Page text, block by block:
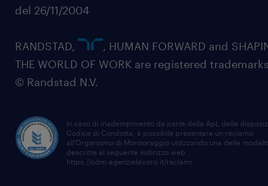
del 26/11/2004
RANDSTAD,
, HUMAN FORWARD and
THE WORLD OF WORK are registered
© Randstad N.V.
In caso di inadempimento da parte della ApL delle
Codice di Condotta, è possibile presentare un reclamo
all’Organismo di Monitoraggio utilizzando una delle
descritte al seguente indirizzo web
https://odm-agenzielavoro.it/reclami